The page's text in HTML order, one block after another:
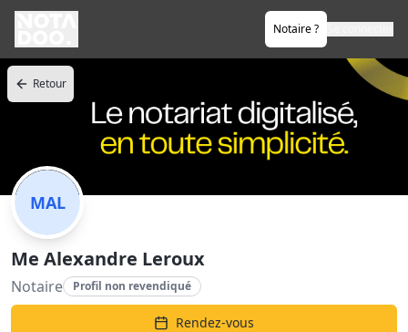
Notaire ?
Retour
MAL
Me Alexandre Leroux
Notaire Profil non revendiqué
Rendez-vous